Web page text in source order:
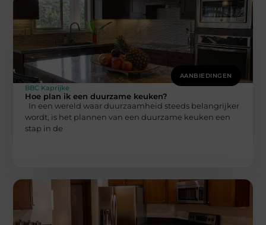
AANBIEDINGEN
BBC Kaprijke
Hoe plan ik een duurzame keuken?
In een wereld waar duurzaamheid steeds belangrijker
wordt, is het plannen van een duurzame keuken een
stap in de